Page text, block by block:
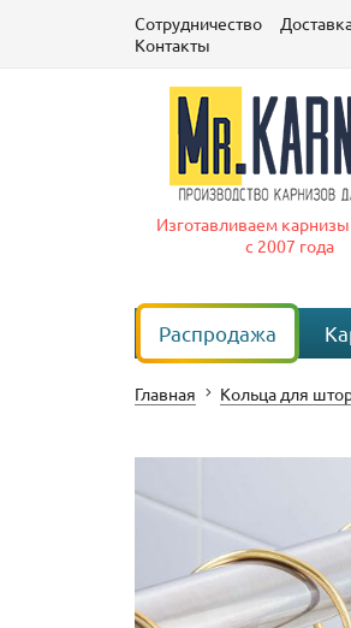
Сотрудничество
Контакты
Изготавливаем
с 2007 года
Распродажа
Главная Кольца для